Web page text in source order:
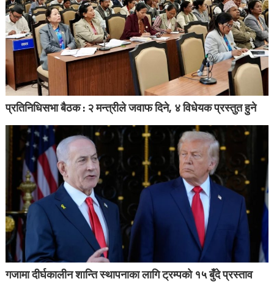
प्रतिनिधिसभा बैठक : २ मन्त्रीले जवाफ दिने, ४ विधेयक प्रस्तुत हुने
गजामा दीर्घकालीन शान्ति स्थापनाका लागि ट्रम्पको १५ बुँदे प्रस्ताव